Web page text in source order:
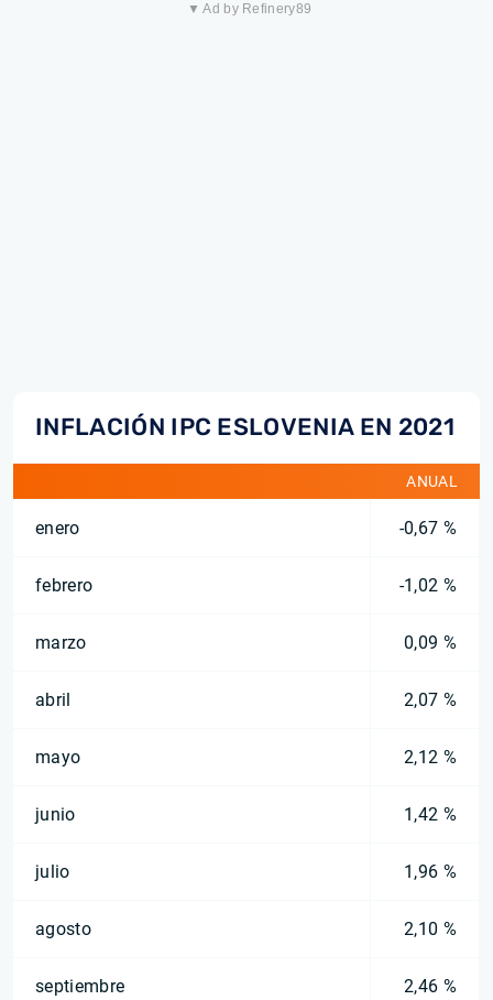
▼ Ad by Refinery89
INFLACIÓN IPC ESLOVENIA EN 2021
ANUAL
enero -0,67 %
febrero -1,02 %
marzo 0,09 %
abril 2,07 %
mayo 2,12 %
junio 1,42 %
julio 1,96 %
agosto 2,10 %
septiembre 2,46 %